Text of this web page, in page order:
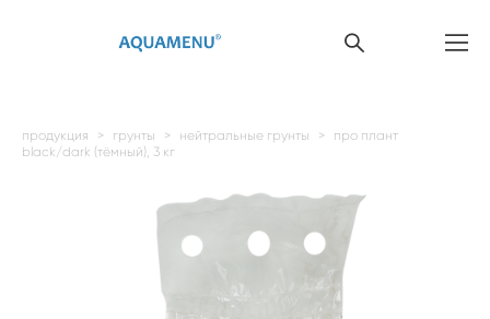
продукция > грунты > нейтральные грунты > про плант
black/dark (тёмный), 3 кг